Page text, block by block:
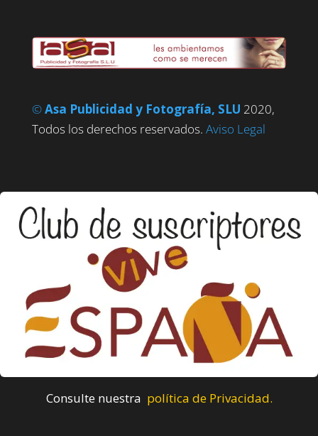
©Asa Publicidad y Fotografía, SLU 2020,
Todos los derechos reservados. Aviso Legal
Consulte nuestra política de Privacidad.